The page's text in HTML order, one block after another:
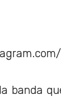
banda